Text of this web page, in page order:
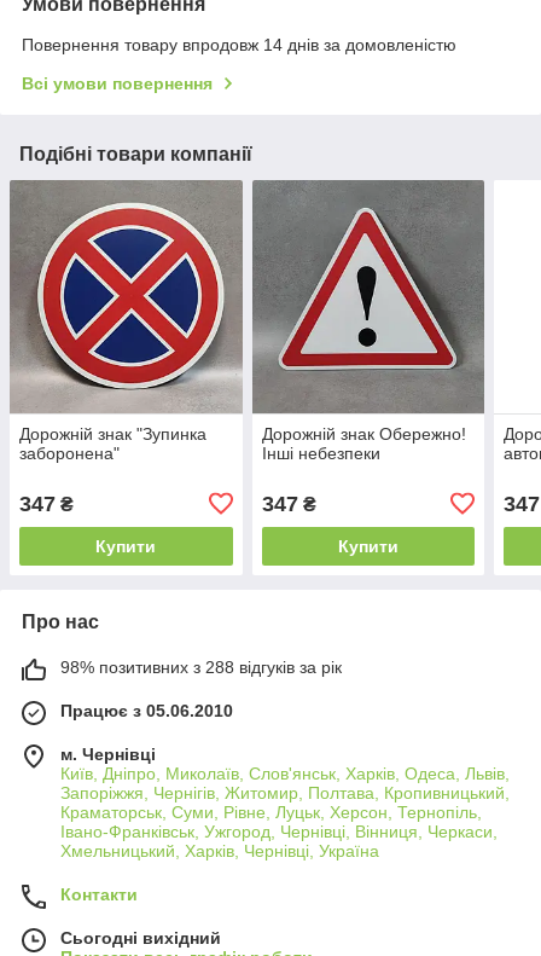
Умови повернення
Повернення товару впродовж 14 днів за домовленістю
Всі умови повернення
Подібні товари компанії
Дорожній знак "Зупинка
заборонена"
347 ₴
Купити
Дорожній знак Обережно!
Інші небезпеки
347₴
Купити
347
Про нас
98% позитивних з 288 відгуків за рік
Працює з 05.06.2010
м. Чернівці
Київ, Дніпро, Миколаїв, Слов'янськ, Харків, Одеса, Львів,
Запоріжжя, Чернігів, Житомир, Полтава, Кропивницький,
Краматорськ, Суми, Рівне, Луцьк, Херсон, Тернопіль,
Івано-Франківськ, Ужгород, Чернівці, Вінниця, Черкаси,
Хмельницький, Харків, Чернівці, Україна
Контакти
Сьогодні вихідний